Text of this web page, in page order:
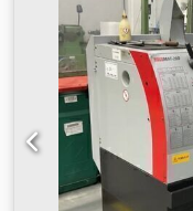
mm Maksimum iş
Maksimum iş parçası
mm Toplam güç
0,78 ton Makine
m Dedpfx
yapımı, tek parça
üretim için yüksek
tezgahıdır. Yüksek
hız ayarıyla öne çıkar.